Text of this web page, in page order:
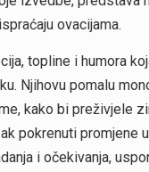
ovacijama.
topline i humora
Njihovu pomalu
kako bi preživjele
pokrenuti promjene
i očekivanja,